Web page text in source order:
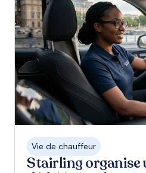
Vie de chauffeur
Stairling organise